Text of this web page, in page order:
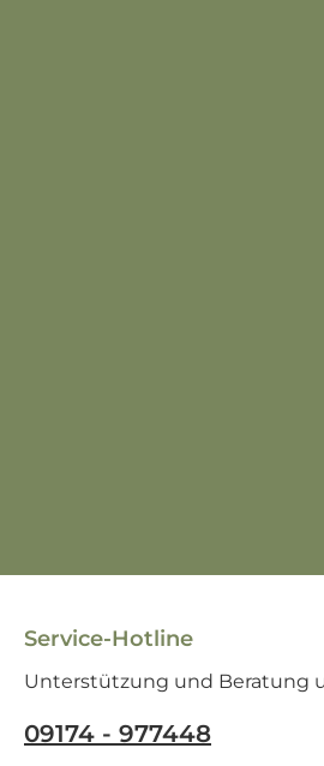
Service-Hotline
Unterstützung und Beratung
09174 - 977448